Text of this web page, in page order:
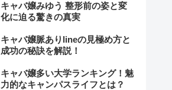
キャバ嬢みゆう 整形前の姿と変
化に迫る驚きの真実
キャバ嬢脈ありlineの見極め方と
成功の秘訣を解説！
キャバ嬢多い大学ランキング！魅
力的なキャンパスライフとは？